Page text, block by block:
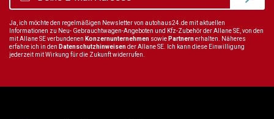
Ja, ich möchte den regelmäßigen Newsletter von autohaus24.de mit aktuellen
Informationen zu Neu- Gebrauchtwagen-Angeboten und Kfz-Zubehör der Allane SE, von den
mit Allane SE verbundenen Konzernunternehmen sowie Partnernerhalten. Näheres
erfahre ich in den Datenschutzhinweisender Allane SE. Ich kann diese Einwilligung
jederzeit mit Wirkung für die Zukunft widerrufen.